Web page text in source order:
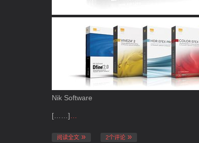
Nik Software
[……]
阅读全文 2个评论